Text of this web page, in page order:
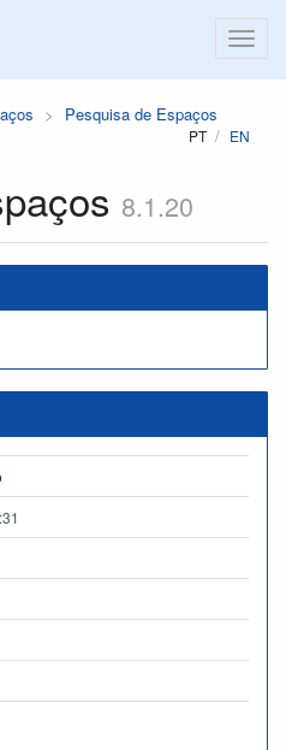
Pesquisa de Espaços
PT EN
8.1.20